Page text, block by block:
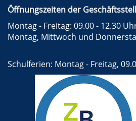
Öffnungszeiten der
Montag - Freitag: 09.00 - 12.30
Montag, Mittwoch und
Schulferien: Montag - Freitag,